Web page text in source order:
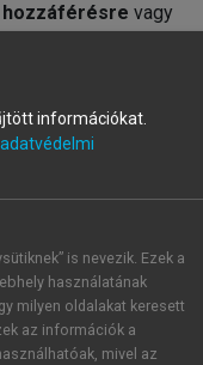
hozzáférésre vagy
új fiókot.
információkat.
adatvédelmi
is nevezik. Ezek a
használatának
milyen oldalakat keresett
az információk a
mivel az